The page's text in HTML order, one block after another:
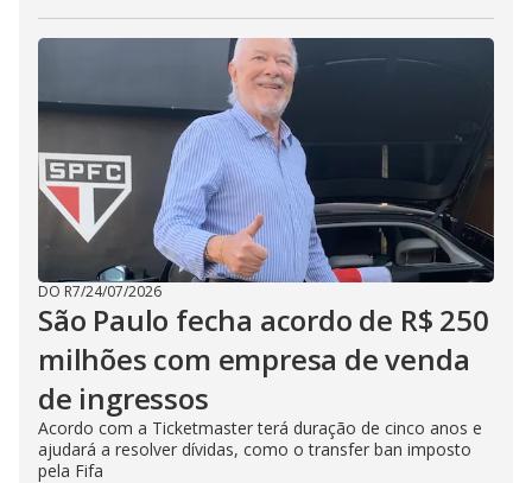
DO R7/24/07/2026
São Paulo fecha acordo de R$ 250
milhões com empresa de venda
de ingressos
Acordo com a Ticketmaster terá duração de cinco anos e
ajudará a resolver dívidas, como o transfer ban imposto
pela Fifa